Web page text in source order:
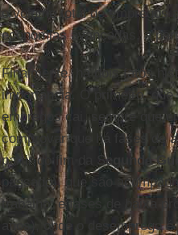
o volume total de empregos
economias avançadas, a
Finalmente, há dois fatos
importância. O primeiro,
empregos cai, sempre que
comprovar que há fases de
partir do fim da Segunda
passado), que são
trabalho; e fases de baixa
anos), onde o desemprego